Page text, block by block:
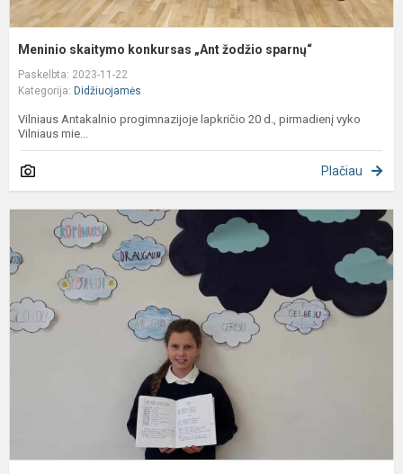
Meninio skaitymo konkursas „Ant žodžio sparnų“
Paskelbta: 2023-11-22
Kategorija: Didžiuojamės
Vilniaus Antakalnio progimnazijoje lapkričio 20 d., pirmadienį vyko
Vilniaus mie...
Plačiau